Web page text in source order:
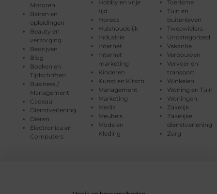
Motoren
Banen en
opleidingen
Beauty en
verzorging
Bedrijven
Blog
Boeken en
Tijdschriften
Business /
Management
Cadeau
Dienstverlening
Dieren
Electronica en
Computers
Hobby en vrije
tijd
Horeca
Huishoudelijk
Industrie
Internet
Internet
marketing
Kinderen
Kunst en Kitsch
Management
Marketing
Media
Meubels
Mode en
Kleding
Toerisme
Tuin en
buitenleven
Tweewielers
Uncategorized
Vakantie
Verbouwen
Vervoer en
transport
Winkelen
Woning en Tuin
Woningen
Zakelijk
Zakelijke
dienstverlening
Zorg